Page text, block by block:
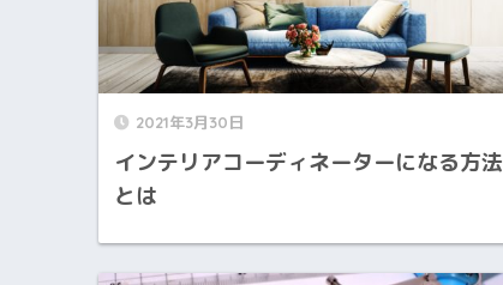
2021年3月30日
インテリアコーディネーターになる方法
とは